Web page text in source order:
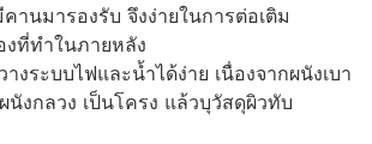
านมารองรับ จึงง่ายในการต่อเติม
งที่ทำในภายหลัง
งระบบไฟและน้ำได้ง่าย เนื่องจากผนังเบา
นังกลวง เป็นโครง แล้วบุวัสดุผิวทับ